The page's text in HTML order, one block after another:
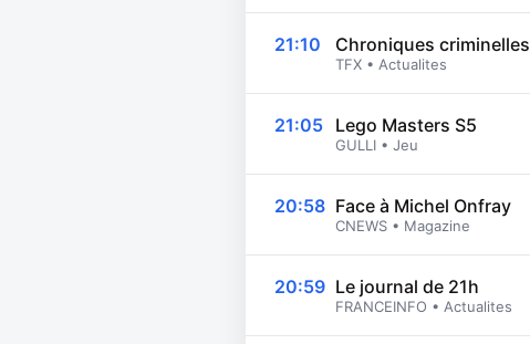
21:10 Chroniques criminelles
TFX • Actualites
21:05 Lego Masters S5
GULLI • Jeu
20:58 Face à Michel Onfray
CNEWS • Magazine
20:59 Le journal de 21h
FRANCEINFO • Actualites